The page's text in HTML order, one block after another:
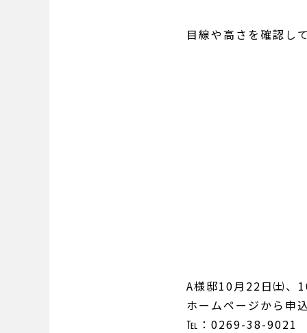
目線や高さを確認し
A様邸10月22日㈯、
ホームページから申
℡：0269-38-9021